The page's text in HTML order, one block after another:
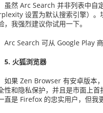
虽然 Arc Search 并非列表中自
设置为默认搜索引擎）
，我强烈建议你试用一下。
Arc Search 可从 Google Play 商
5. 火狐浏览器
如果 Zen Browser 有安卓版本
性和隐私保护，并且是市面上
直是 Firefox 的忠实用户，但我